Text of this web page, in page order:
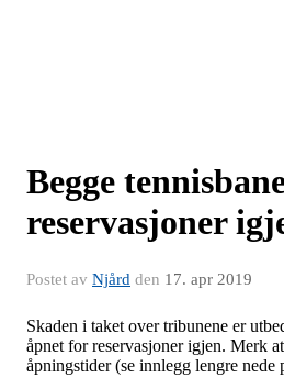
Begge
reservasjoner
Postet av Njård den 17. apr 2019
Skaden i taket over tribunene er
åpnet for reservasjoner igjen. Merk
åpningstider (se innlegg lengre nede